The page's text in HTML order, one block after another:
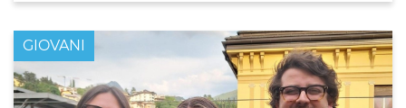
GIOVANI